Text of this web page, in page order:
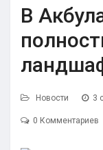
В
Новости 3
0 Комментариев